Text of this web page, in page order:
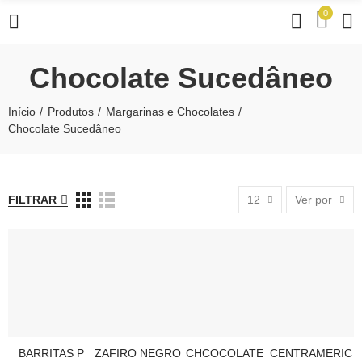
0
Chocolate Sucedâneo
Início Produtos
Margarinas e Chocolates
Chocolate Sucedâneo
FILTRAR 12 Ver por
ADICIONAR AO CARRINHO
BARRITAS P
ADICIONAR AO CARRINHO
ZAFIRO NEGRO
SELECIONE
CHCOCOLATE
ADICIONAR AO
CENTRAMERIC